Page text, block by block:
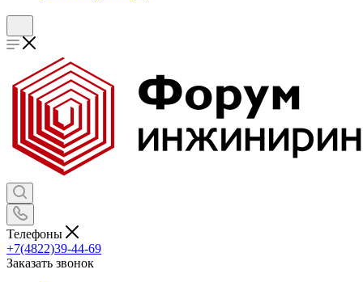
Телефоны
+7(4822)39-44-69
Заказать звонок